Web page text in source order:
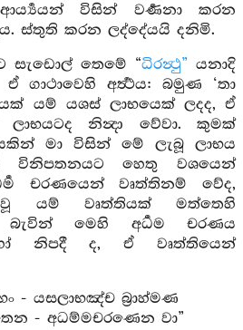
විසින් වර්‍ණනා කරන
ස්තුති කරන ලද්දේයයි දනිමි.
සැඩොල් තෙමේ “ධිරන්‍ථු” යනාදි
ගාථාවෙහි අර්‍ත්‍ථය: බමුණ ‘තා
යම් යශස් ලාභයෙක් ලදද, ඒ
නින්‍දා වේවා. කුමක්
මා විසින් මේ ලැබූ ලාභය
විනිපතනයට හෙතු වශයෙන්
චරණයෙන් වෘත්තිනම් වේද,
යම් වෘත්තියක් මත්තෙහි
මෙහි අර්‍ධම චරණය
නිපදී ද, ඒ වෘත්තියෙන්
- යසලාභඤ්ච බ්‍රාහ්මණ
- අධම්මචරණෙන වා”